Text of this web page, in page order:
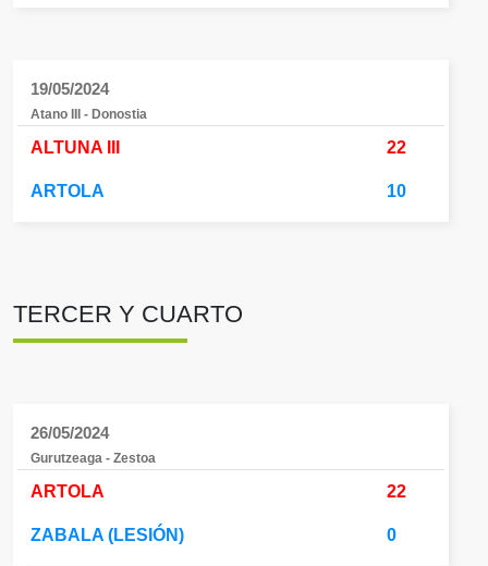
19/05/2024
Atano III - Donostia
ALTUNA III 22
ARTOLA 10
TERCER Y CUARTO
26/05/2024
Gurutzeaga - Zestoa
ARTOLA 22
ZABALA (LESIÓN) 0